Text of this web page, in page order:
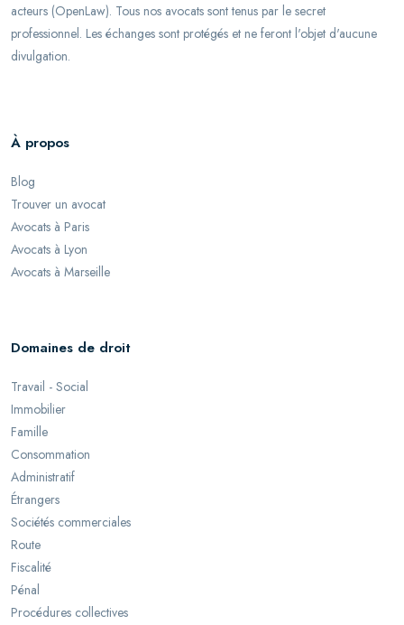
acteurs (OpenLaw). Tous nos avocats sont tenus par le secret
professionnel. Les échanges sont protégés et ne feront l'objet d'aucune
divulgation.
À propos
Blog
Trouver un avocat
Avocats à Paris
Avocats à Lyon
Avocats à Marseille
Domaines de droit
Travail - Social
Immobilier
Famille
Consommation
Administratif
Étrangers
Sociétés commerciales
Route
Fiscalité
Pénal
Procédures collectives